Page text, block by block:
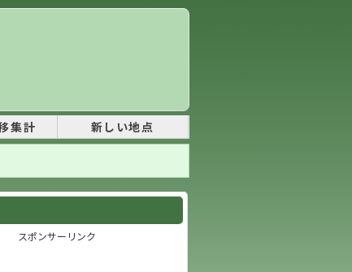
集計 新しい地点
スポンサーリンク